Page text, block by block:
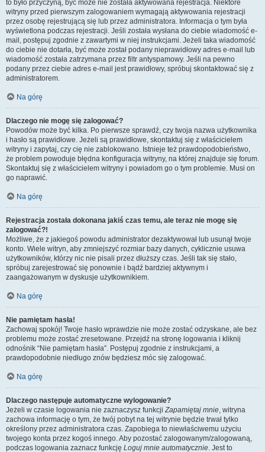
to było przyczyną, być może nie została aktywowana rejestracja. Niektóre
witryny przed pierwszym zalogowaniem wymagają aktywowania rejestracji
przez osobę rejestrującą się lub przez administratora. Informacja o tym była
wyświetlona podczas rejestracji. Jeśli została wysłana do ciebie wiadomość e-
mail, postępuj zgodnie z zawartymi w niej instrukcjami. Jeżeli taka wiadomość
do ciebie nie dotarła, być może został podany nieprawidłowy adres e-mail lub
wiadomość została zatrzymana przez filtr antyspamowy. Jeśli na pewno
podany przez ciebie adres e-mail jest prawidłowy, spróbuj skontaktować się z
administratorem.
Na górę
Dlaczego nie mogę się zalogować?
Powodów może być kilka. Po pierwsze sprawdź, czy twoja nazwa użytkownika
i hasło są prawidłowe. Jeżeli są prawidłowe, skontaktuj się z właścicielem
witryny i zapytaj, czy cię nie zablokowano. Istnieje też prawdopodobieństwo,
że problem powoduje błędna konfiguracja witryny, na której znajduje się forum.
Skontaktuj się z właścicielem witryny i powiadom go o tym problemie. Musi on
go naprawić.
Na górę
Rejestracja została dokonana jakiś czas temu, ale teraz nie mogę się
zalogować?!
Możliwe, że z jakiegoś powodu administrator dezaktywował lub usunął twoje
konto. Wiele witryn, aby zmniejszyć rozmiar bazy danych, cyklicznie usuwa
użytkowników, którzy nic nie pisali przez dłuższy czas. Jeśli tak się stało,
spróbuj zarejestrować się ponownie i bądź bardziej aktywnym i
zaangażowanym w dyskusje użytkownikiem.
Na górę
Nie pamiętam hasła!
Zachowaj spokój! Twoje hasło wprawdzie nie może zostać odzyskane, ale bez
problemu może zostać zresetowane. Przejdź na stronę logowania i kliknij
odnośnik “Nie pamiętam hasła”. Postępuj zgodnie z instrukcjami, a
prawdopodobnie niedługo znów będziesz móc się zalogować.
Na górę
Dlaczego następuje automatyczne wylogowanie?
Jeżeli w czasie logowania nie zaznaczysz funkcjiZapamiętaj mnie, witryna
zachowa informację o tym, że twój pobyt na tej witrynie będzie trwał tylko
określony przez administratora czas. Zapobiega to niewłaściwemu użyciu
twojego konta przez kogoś innego. Aby pozostać zalogowanym/zalogowaną,
podczas logowania zaznacz funkcję Loguj mnie automatycznie. Jest to